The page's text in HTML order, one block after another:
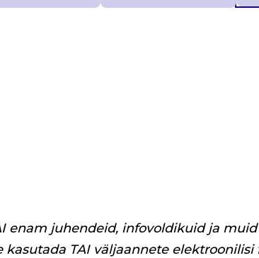
enam juhendeid, infovoldikuid ja
kasutada TAI väljaannete